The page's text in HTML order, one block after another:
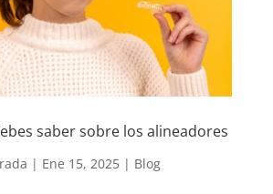
saber sobre los alineadores
| Ene 15, 2025| Blog